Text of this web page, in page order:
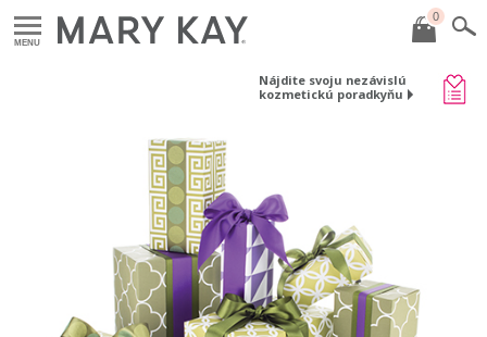
MENU
0
Nájdite svoju nezávislú
kozmetickú poradkyňu